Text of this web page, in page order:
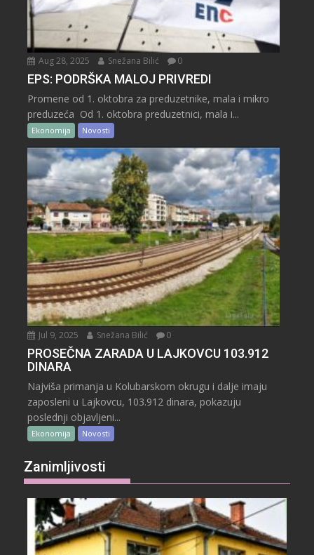
Aug 28, 2025 Snežana Bilić 0
EPS: PODRŠKA MALOJ PRIVREDI
Promene od 1. oktobra za preduzetnike, mala i mikro
preduzeća Od 1. oktobra preduzetnici, mala i...
Ekonomija Novosti
Jul 9, 2025 Snežana Bilić 0
PROSEČNA ZARADA U LAJKOVCU 103.912
DINARA
Najviša primanja u Kolubarskom okrugu i dalje imaju
zaposleni u Lajkovcu, 103.912 dinara, pokazuju
poslednji objavljeni...
Ekonomija Novosti
Zanimljivosti